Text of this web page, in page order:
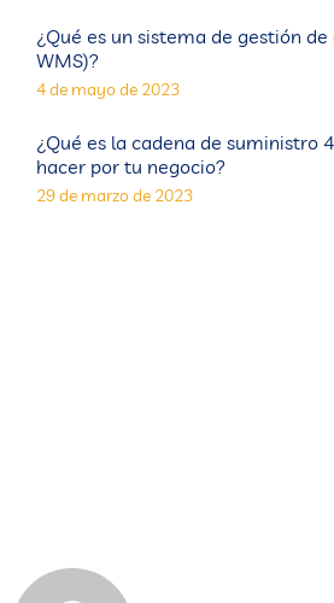
¿Qué es un sistema de gestión
WMS)?
4 de mayo de 2023
¿Qué es la cadena de suministro
hacer por tu negocio?
29 de marzo de 2023